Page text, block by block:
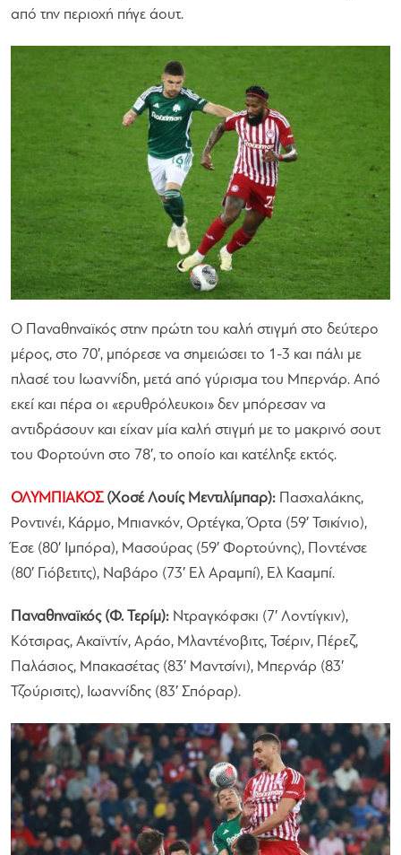
από την περιοχή πήγε άουτ.
Ο Παναθηναϊκός στην πρώτη του καλή στιγμή στο δεύτερο
μέρος, στο 70′, μπόρεσε να σημειώσει το 1-3 και πάλι με
πλασέ του Ιωαννίδη, μετά από γύρισμα του Μπερνάρ. Από
εκεί και πέρα οι «ερυθρόλευκοι» δεν μπόρεσαν να
αντιδράσουν και είχαν μία καλή στιγμή με το μακρινό σουτ
του Φορτούνη στο 78′, το οποίο και κατέληξε εκτός.
ΟΛΥΜΠΙΑΚΟΣ(Χοσέ Λουίς Μεντιλίμπαρ): Πασχαλάκης,
Ροντινέι, Κάρμο, Μπιανκόν, Ορτέγκα, Όρτα (59′ Τσικίνιο),
Έσε (80′ Ιμπόρα), Μασούρας (59′ Φορτούνης), Ποντένσε
(80′ Γιόβετιτς), Ναβάρο (73′ Ελ Αραμπί), Ελ Κααμπί.
Παναθηναϊκός (Φ. Τερίμ): Ντραγκόφσκι (7′ Λοντίγκιν),
Κότσιρας, Ακαϊντίν, Αράο, Μλαντένοβιτς, Τσέριν, Πέρεζ,
Παλάσιος, Μπακασέτας (83′ Μαντσίνι), Μπερνάρ (83′
Τζούρισιτς), Ιωαννίδης (83′ Σπόραρ).